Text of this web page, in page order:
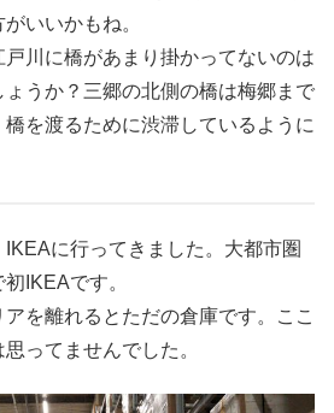
いいかもね。
川に橋があまり掛かってないのは
うか？三郷の北側の橋は梅郷まで
を渡るために渋滞しているように
に行ってきました。大都市圏
IKEAです。
を離れるとただの倉庫です。ここ
ってませんでした。